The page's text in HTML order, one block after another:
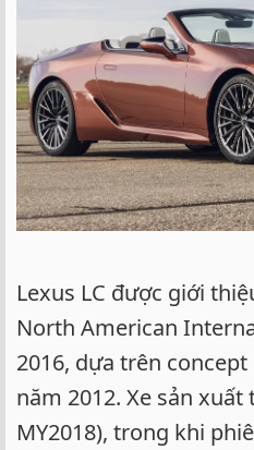
Lexus LC được giới
North American
2016, dựa trên concept
năm 2012. Xe sản
MY2018), trong khi